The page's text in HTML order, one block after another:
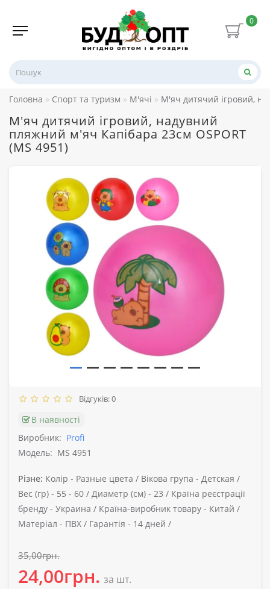
0
Головна Спорт та туризм М'ячі М'яч дитячий ігровий,
М'яч дитячий ігровий, надувний
пляжний м'яч Капібара 23см OSPORT
(MS 4951)
Відгуків: 0
В наявності
Виробник: Profi
Модель: MS 4951
Різне: Колір - Разные цвета / Вікова група - Детская /
Вес (гр) - 55 - 60 / Диаметр (cм) - 23 / Країна реєстрації
бренду - Украина / Країна-виробник товару - Китай /
Матеріал - ПВХ / Гарантія - 14 дней /
35,00грн.
24,00грн. за шт.